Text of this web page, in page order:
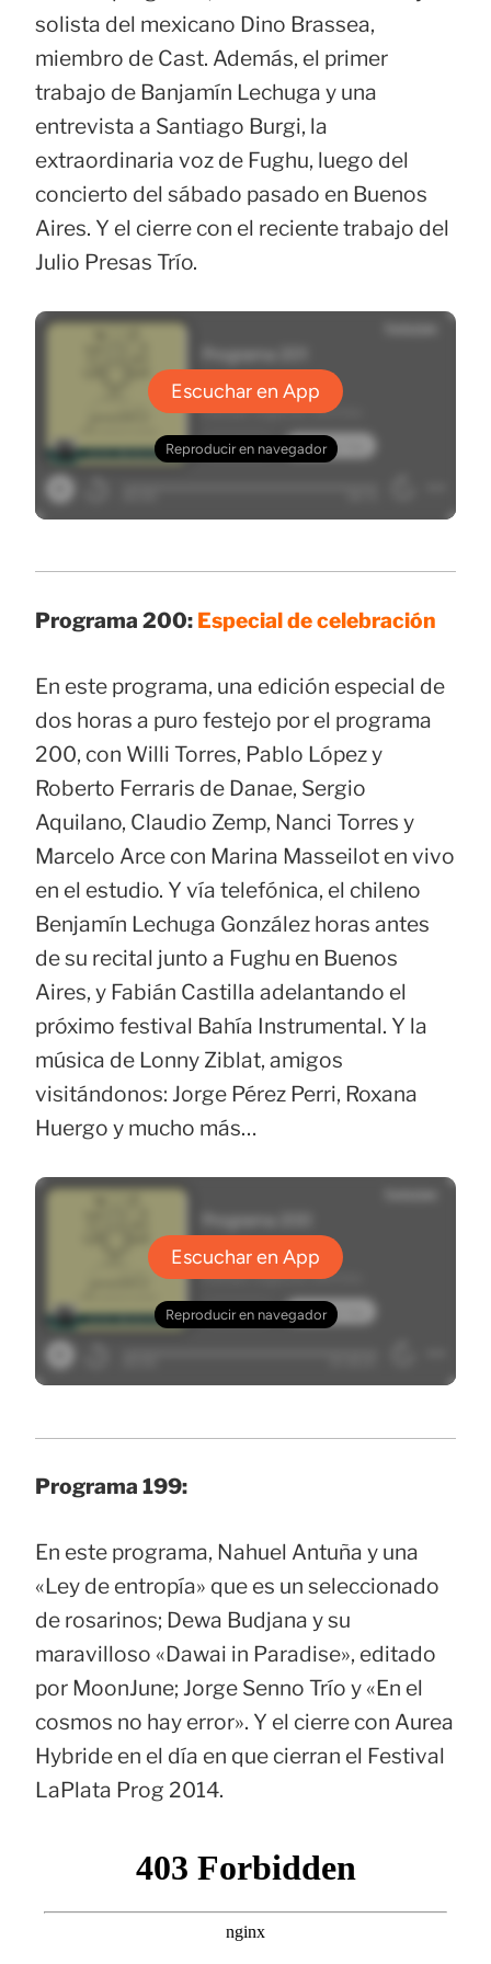
solista del mexicano Dino Brassea,
miembro de Cast. Además, el primer
trabajo de Banjamín Lechuga y una
entrevista a Santiago Burgi, la
extraordinaria voz de Fughu, luego del
concierto del sábado pasado en Buenos
Aires. Y el cierre con el reciente trabajo del
Julio Presas Trío.
Programa 200: Especial de celebración
En este programa, una edición especial de
dos horas a puro festejo por el programa
200, con Willi Torres, Pablo López y
Roberto Ferraris de Danae, Sergio
Aquilano, Claudio Zemp, Nanci Torres y
Marcelo Arce con Marina Masseilot en vivo
en el estudio. Y vía telefónica, el chileno
Benjamín Lechuga González horas antes
de su recital junto a Fughu en Buenos
Aires, y Fabián Castilla adelantando el
próximo festival Bahía Instrumental. Y la
música de Lonny Ziblat, amigos
visitándonos: Jorge Pérez Perri, Roxana
Huergo y mucho más…
Programa 199:
En este programa, Nahuel Antuña y una
«Ley de entropía» que es un seleccionado
de rosarinos; Dewa Budjana y su
maravilloso «Dawai in Paradise», editado
por MoonJune; Jorge Senno Trío y «En el
cosmos no hay error». Y el cierre con Aurea
Hybride en el día en que cierran el Festival
LaPlata Prog 2014.